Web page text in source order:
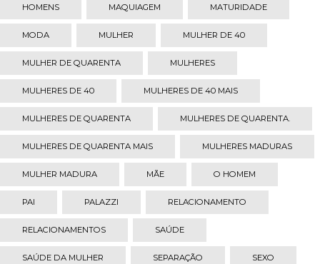
HOMENS MAQUIAGEM MATURIDADE
MODA MULHER MULHER DE 40
MULHER DE QUARENTA MULHERES
MULHERES DE 40 MULHERES DE 40 MAIS
MULHERES DE QUARENTA MULHERES DE QUARENTA.
MULHERES DE QUARENTA MAIS MULHERES MADURAS
MULHER MADURA MÃE O HOMEM
PAI PALAZZI RELACIONAMENTO
RELACIONAMENTOS SAÚDE
SAÚDE DA MULHER SEPARAÇÃO SEXO